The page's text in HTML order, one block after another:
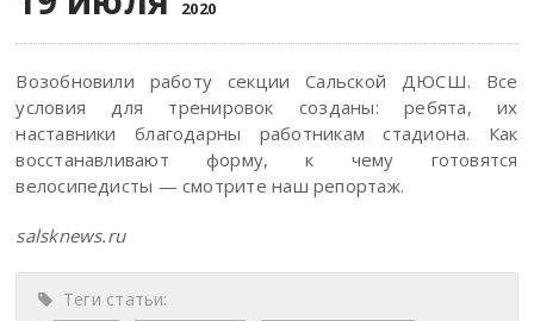
2020
Возобновили работу секции Сальской ДЮСШ. Все
условия для тренировок созданы: ребята, их
наставники благодарны работникам стадиона. Как
восстанавливают форму, к чему готовятся
велосипедисты — смотрите наш репортаж.
salsknews.ru
Теги статьи: